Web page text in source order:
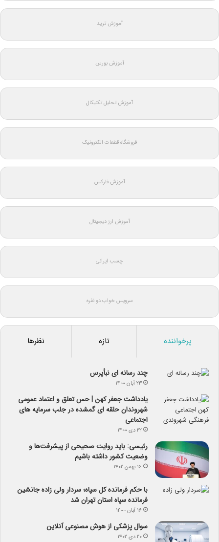
آموزش ترید
آموزش بورس
آموزش تحلیل تکنیکال
فروشگاه قطعات الکترونیک
آموزش فارکس
آموزش ارز دیجیتال
چسب ایرانی
سرویس خواب دو نفره
پرخواننده تازه نظرها
چند رسانه ای نبأپرس
۲۳ آبان ۱۴۰۰
یادداشت جعفر کهن | حس تعلق و اعتماد عمومی
شهروندان حلقه ای گمشده در جلب سرمایه های
اجتماعی
۲۲ دی ۱۴۰۰
رئیسی: باید روایت صحیحی از پیشرفت‌ها و
وضعیت کشور داشته باشیم
۱۶ بهمن ۱۴۰۲
با حکم فرمانده کل سپاه؛ سردار ولی زاده جانشین
فرمانده سپاه استان تهران شد
۱۶ آبان ۱۴۰۰
سوال پزشکی از هوش مصنوعی آنلاین
۲۰ دی ۱۴۰۲